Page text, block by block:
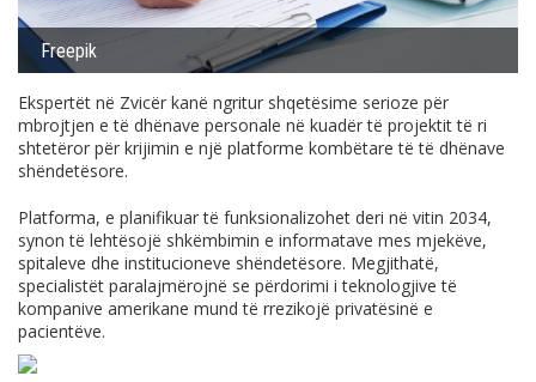
Freepik
Ekspertët në Zvicër kanë ngritur shqetësime serioze për
mbrojtjen e të dhënave personale në kuadër të projektit të ri
shtetëror për krijimin e një platforme kombëtare të të dhënave
shëndetësore.
Platforma, e planifikuar të funksionalizohet deri në vitin 2034,
synon të lehtësojë shkëmbimin e informatave mes mjekëve,
spitaleve dhe institucioneve shëndetësore. Megjithatë,
specialistët paralajmërojnë se përdorimi i teknologjive të
kompanive amerikane mund të rrezikojë privatësinë e
pacientëve.